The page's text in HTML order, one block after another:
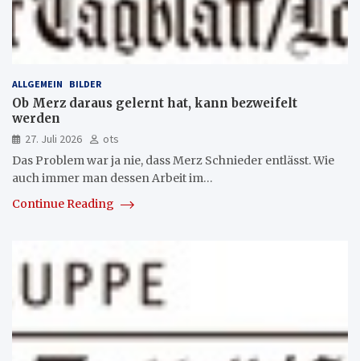
ALLGEMEIN BILDER
Ob Merz daraus gelernt hat, kann bezweifelt
werden
27. Juli 2026
ots
Das Problem war ja nie, dass Merz Schnieder entlässt. Wie
auch immer man dessen Arbeit im…
Continue Reading